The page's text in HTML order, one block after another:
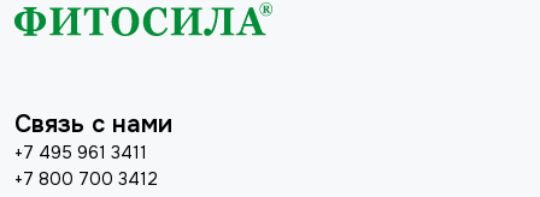
Связь с нами
+7 495 961 3411
+7 800 700 3412